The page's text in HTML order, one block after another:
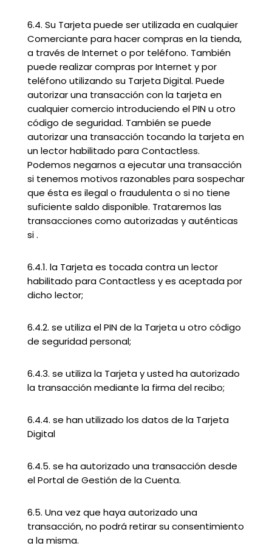
6.4. Su Tarjeta puede ser utilizada en cualquier
Comerciante para hacer compras en la tienda,
a través de Internet o por teléfono. También
puede realizar compras por Internet y por
teléfono utilizando su Tarjeta Digital. Puede
autorizar una transacción con la tarjeta en
cualquier comercio introduciendo el PIN u otro
código de seguridad. También se puede
autorizar una transacción tocando la tarjeta en
un lector habilitado para Contactless.
Podemos negarnos a ejecutar una transacción
si tenemos motivos razonables para sospechar
que ésta es ilegal o fraudulenta o si no tiene
suficiente saldo disponible. Trataremos las
transacciones como autorizadas y auténticas
si .
6.4.1. la Tarjeta es tocada contra un lector
habilitado para Contactless y es aceptada por
dicho lector;
6.4.2. se utiliza el PIN de la Tarjeta u otro código
de seguridad personal;
6.4.3. se utiliza la Tarjeta y usted ha autorizado
la transacción mediante la firma del recibo;
6.4.4. se han utilizado los datos de la Tarjeta
Digital
6.4.5. se ha autorizado una transacción desde
el Portal de Gestión de la Cuenta.
6.5. Una vez que haya autorizado una
transacción, no podrá retirar su consentimiento
a la misma.